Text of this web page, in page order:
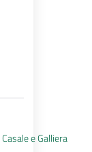
e Galliera